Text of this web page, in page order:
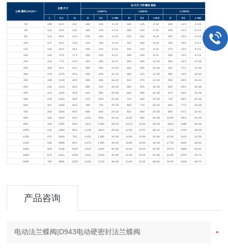
公称通经(DN)/P>
主要尺寸
法兰尺寸和螺栓规格
1.0MPa
1.6MPa
2.5MPa
L
H1 H D D1 z-Фd D D1 z-Фd D D1
z-Фd
50
108 530 112 165 125 4-18 165 125 4-18 165 125
4-18
65
112 530 115 185 145 4-18 185 145 4-18 185 145
8-18
80
114 565 120 200 160 4-18 200 160 8-18 200 160
8-18
100
127 600 138 220 180 8-18 220 180 8-18 235 190 8-22
125 140 640 164 250 210 8-18 250 210 8-18 270 220 8-26
150 140 705 175 285 240 8-22 285 240 8-22 300 250
8-26
200
152 775 200 340 295 8-22 340 295 12-22 360 310
12-26
250
165 945 243 395 350 12-22 405 355 12-26 425 370
12-30
300
178 1070 250 445 400 12-22 460 410 12-26 485 430
16-30
350
190 1140 280 505 460 16-22 520 470 12-26 555 490
16-33
400
216 1210 305 565 515 16-26 580 525 16-26 620 550
16-36
450
222 1335 350 615 565 20-26 640 585 16-30 670 600
20-36
500
229 1415 380 670 620 20-26 715 650 20-30 730 660
20-36
600
267 1605 445 780 725 20-30 840 770 20-33 845 770
20-39
700
292 1844 480 895 840 24-30 910 840 24-36 960 875
24-42
800
318 2040 530 1015 950 24-33 1025 950 24-39 1085 990
24-48
900
330 2255 580 1115 1050 28-33 1125 1050 28-39 1185 1090
28-48
1000
410 2380 650 1230 1160 28-36 1255 1170 28-42 1320 1210 28-56
1200 470 2640 760 1455 1380 32-39 1485 1390 32-48 1530 1420 32-56
1400 530 2886 850 1675 1590 36-42 1685 1590 36-48 1755 1640
36-62
1600
600 3156 1030 1915 1820 40-48 1930 1820 40-56 1975 1860
40-62
1800
670 3421 1230 2115 2020 44-48 2130 2020 44-56 2195 2070
44-70
2000
760 3685 1350 2325 2230 48-48 2345 2230 48-62 2425 2300 48-70
产品咨询